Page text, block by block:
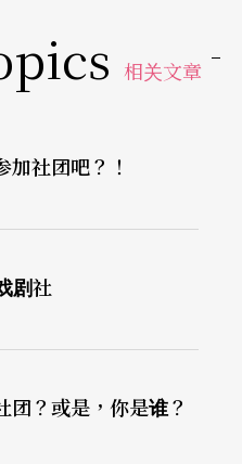
校风各有考量，但至少
于课堂范围内提出必
供一定程度的资源协
让社团学生认知校方
源的申请途径与规
之前，我会跟学生优
」的过程
与全社员们一起聊聊
相关文章
社团吧？！
剧社
团？或是，你是谁？